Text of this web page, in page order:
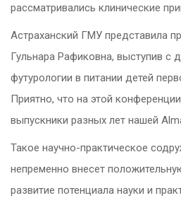
рассматривались клинические
Астраханский ГМУ представила
Гульнара Рафиковна, выступив с
футурологии в питании детей
Приятно, что на этой
выпускники разных лет нашей
Такое научно-практическое
непременно внесет
развитие потенциала науки и